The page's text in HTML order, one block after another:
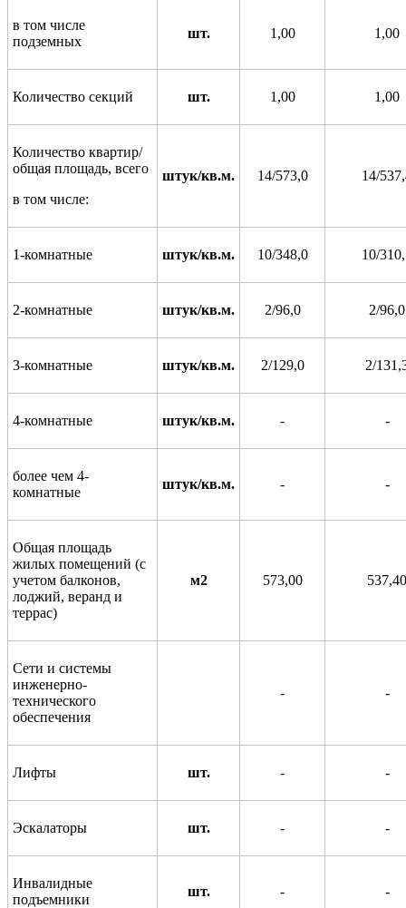
в том числе
подземных
шт. 1,00 1,00
Количество секций шт. 1,00 1,00
Количество квартир/
общая площадь, всего
в том числе:
штук/кв.м. 14/573,0 14/
1-комнатные штук/кв.м. 10/348,0 10/
2-комнатные штук/кв.м. 2/96,0 2/96,0
3-комнатные штук/кв.м. 2/129,0 2/
4-комнатные штук/кв.м. - -
более чем 4-
комнатные
штук/кв.м. - -
Общая площадь
жилых помещений (с
учетом балконов,
лоджий, веранд и
террас)
м2 573,00 537,40
Сети и системы
инженерно-
технического
обеспечения
- -
Лифты шт. - -
Эскалаторы шт. - -
Инвалидные
подъемники
шт. - -